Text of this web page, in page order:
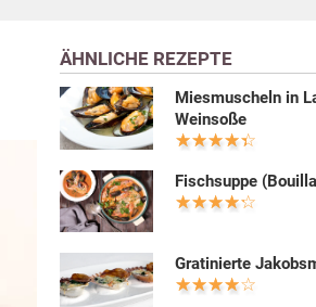
ÄHNLICHE REZEPTE
Miesmuscheln in
Weinsoße
Fischsuppe
Gratinierte